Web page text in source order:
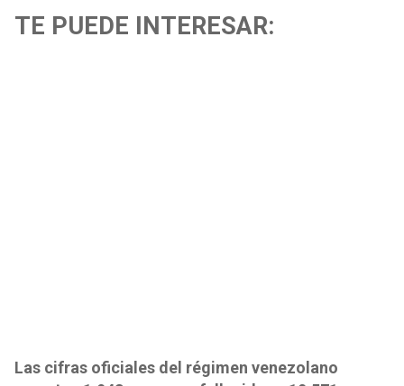
TE PUEDE INTERESAR:
Las cifras oficiales del régimen venezolano